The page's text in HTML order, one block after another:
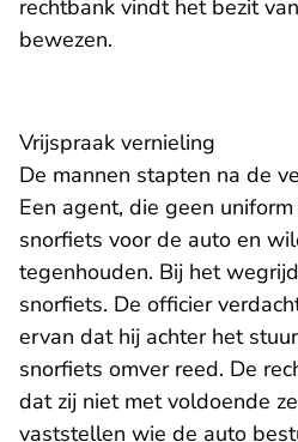
rechtbank vindt het bezit
bewezen.
Vrijspraak vernieling
De mannen stapten na de
Een agent, die geen
snorfiets voor de auto en
tegenhouden. Bij het
snorfiets. De officier
ervan dat hij achter het
snorfiets omver reed. De
dat zij niet met voldoende
vaststellen wie de auto